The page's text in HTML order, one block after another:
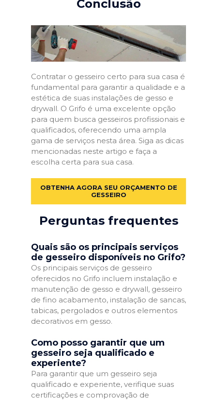
Conclusão
Contratar o gesseiro certo para sua casa é
fundamental para garantir a qualidade e a
estética de suas instalações de gesso e
drywall. O Grifo é uma excelente opção
para quem busca gesseiros profissionais e
qualificados, oferecendo uma ampla
gama de serviços nesta área. Siga as dicas
mencionadas neste artigo e faça a
escolha certa para sua casa.
OBTENHA AGORA SEU ORÇAMENTO DE
GESSEIRO
Perguntas frequentes
Quais são os principais serviços
de gesseiro disponíveis no Grifo?
Os principais serviços de gesseiro
oferecidos no Grifo incluem instalação e
manutenção de gesso e drywall, gesseiro
de fino acabamento, instalação de sancas,
tabicas, pergolados e outros elementos
decorativos em gesso.
Como posso garantir que um
gesseiro seja qualificado e
experiente?
Para garantir que um gesseiro seja
qualificado e experiente, verifique suas
certificações e comprovação de